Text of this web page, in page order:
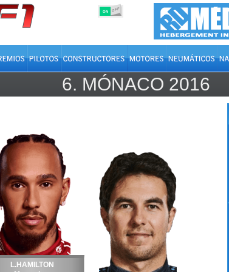
ON OFF
6. MÓNACO 2016
L.HAMILTON